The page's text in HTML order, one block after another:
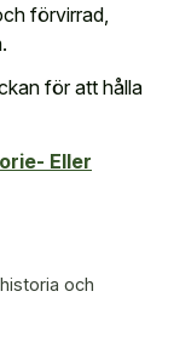
förvirrad,
för att hålla
Eller
och